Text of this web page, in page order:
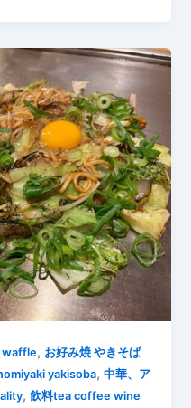
waffle, お好み焼 やきそば
yakisoba,中華、ア
,飲料tea coffee wine